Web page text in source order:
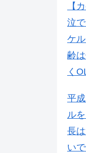
【
泣
ケ
齢
く
平
ル
長
い